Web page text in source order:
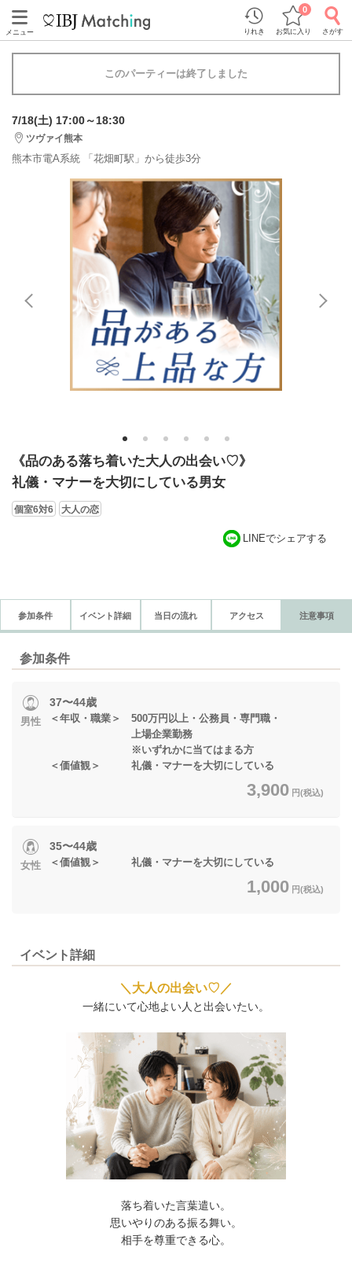
メニュー りれき お気に入り
0
さがす
このパーティーは終了しました
7/18(土) 17:00～18:30
ツヴァイ熊本
熊本市電A系統 「花畑町駅」から徒歩3分
1 2 3 4 5 6
《品のある落ち着いた大人の出会い♡》
礼儀・マナーを大切にしている男女
個室6対6 大人の恋
LINEでシェアする
参加条件 イベント詳細 当日の流れ アクセス 注意事項
参加条件
男性
37〜44歳
＜年収・職業＞ 500万円以上・公務員・専門職・
上場企業勤務
※いずれかに当てはまる方
＜価値観＞ 礼儀・マナーを大切にしている
3,900 円(税込)
女性
35〜44歳
＜価値観＞ 礼儀・マナーを大切にしている
1,000 円(税込)
イベント詳細
＼大人の出会い♡／
一緒にいて心地よい人と出会いたい。
落ち着いた言葉遣い。
思いやりのある振る舞い。
相手を尊重できる心。